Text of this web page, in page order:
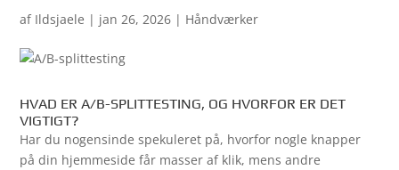
af Ildsjaele | jan 26, 2026 | Håndværker
HVAD ER A/B-SPLITTESTING, OG HVORFOR ER DET
VIGTIGT?
Har du nogensinde spekuleret på, hvorfor nogle knapper
på din hjemmeside får masser af klik, mens andre